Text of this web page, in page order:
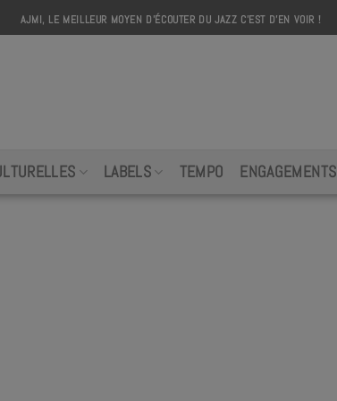
AJMI, LE MEILLEUR MOYEN D'ÉCOUTER DU JAZZ C'EST D'EN VOIR !
LABELS TEMPO ENGAGEMENTS